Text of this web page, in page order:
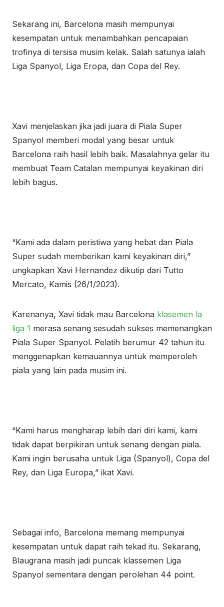
Sekarang ini, Barcelona masih mempunyai
kesempatan untuk menambahkan pencapaian
trofinya di tersisa musim kelak. Salah satunya ialah
Liga Spanyol, Liga Eropa, dan Copa del Rey.
Xavi menjelaskan jika jadi juara di Piala Super
Spanyol memberi modal yang besar untuk
Barcelona raih hasil lebih baik. Masalahnya gelar itu
membuat Team Catalan mempunyai keyakinan diri
lebih bagus.
“Kami ada dalam peristiwa yang hebat dan Piala
Super sudah memberikan kami keyakinan diri,”
ungkapkan Xavi Hernandez dikutip dari Tutto
Mercato, Kamis (26/1/2023).
Karenanya, Xavi tidak mau Barcelona klasemen la
liga 1 merasa senang sesudah sukses memenangkan
Piala Super Spanyol. Pelatih berumur 42 tahun itu
menggenapkan kemauannya untuk memperoleh
piala yang lain pada musim ini.
“Kami harus mengharap lebih dari diri kami, kami
tidak dapat berpikiran untuk senang dengan piala.
Kami ingin berusaha untuk Liga (Spanyol), Copa del
Rey, dan Liga Europa,” ikat Xavi.
Sebagai info, Barcelona memang mempunyai
kesempatan untuk dapat raih tekad itu. Sekarang,
Blaugrana masih jadi puncak klassemen Liga
Spanyol sementara dengan perolehan 44 point.